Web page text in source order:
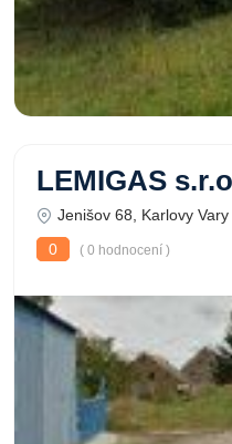
LEMIGAS
Jenišov 68, Karlovy Vary
0
( 0 hodnocení )